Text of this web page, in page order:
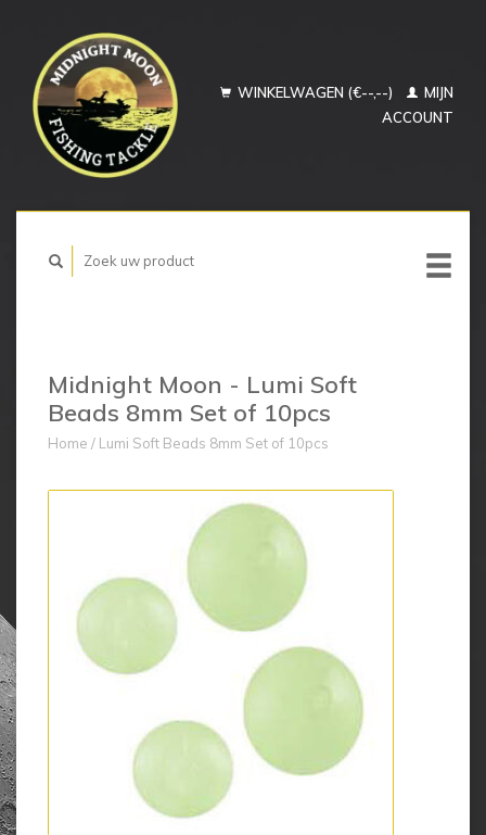
WINKELWAGEN (€--,--)
MIJN
ACCOUNT
Midnight Moon - Lumi Soft
Beads 8mm Set of 10pcs
Home / Lumi Soft Beads 8mm Set of 10pcs